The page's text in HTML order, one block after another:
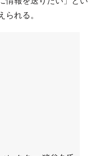
られる。